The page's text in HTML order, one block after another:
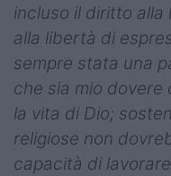
incluso il diritto
alla libertà di
sempre stata una
che sia mio
la vita di Dio;
religiose non
capacità di